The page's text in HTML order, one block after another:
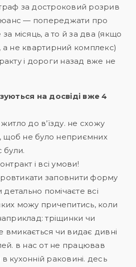
за достроковий розрив
— попереджати про
місяць, а то й за два (якщо
не квартирний комплекс)
і дороги назад вже не
на досвіді вже 4
до в’їзду. не схожу
щоб не було неприємних
були.
і всі умови!
заповнити форму
детально помічаєте всі
можу причепитись, коли
тріщинки чи
чи видає дивні
в нас от не працював
кухонній раковині. десь